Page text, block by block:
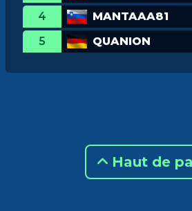
4
MANTAAA81
5
QUANION
Haut de